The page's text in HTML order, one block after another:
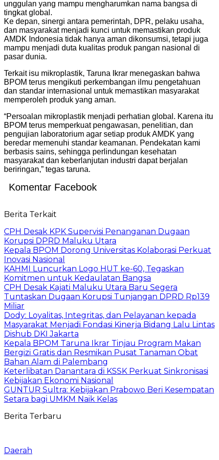
unggulan yang mampu mengharumkan nama bangsa di
tingkat global.
Ke depan, sinergi antara pemerintah, DPR, pelaku usaha,
dan masyarakat menjadi kunci untuk memastikan produk
AMDK Indonesia tidak hanya aman dikonsumsi, tetapi juga
mampu menjadi duta kualitas produk pangan nasional di
pasar dunia.
Terkait isu mikroplastik, Taruna Ikrar menegaskan bahwa
BPOM terus mengikuti perkembangan ilmu pengetahuan
dan standar internasional untuk memastikan masyarakat
memperoleh produk yang aman.
“Persoalan mikroplastik menjadi perhatian global. Karena itu
BPOM terus memperkuat pengawasan, penelitian, dan
pengujian laboratorium agar setiap produk AMDK yang
beredar memenuhi standar keamanan. Pendekatan kami
berbasis sains, sehingga perlindungan kesehatan
masyarakat dan keberlanjutan industri dapat berjalan
beriringan,” tegas taruna.
Komentar Facebook
Berita Terkait
CPH Desak KPK Supervisi Penanganan Dugaan
Korupsi DPRD Maluku Utara
Kepala BPOM Dorong Universitas Kolaborasi Perkuat
Inovasi Nasional
KAHMI Luncurkan Logo HUT ke-60, Tegaskan
Komitmen untuk Kedaulatan Bangsa
CPH Desak Kajati Maluku Utara Baru Segera
Tuntaskan Dugaan Korupsi Tunjangan DPRD Rp139
Miliar
Dody: Loyalitas, Integritas, dan Pelayanan kepada
Masyarakat Menjadi Fondasi Kinerja Bidang Lalu Lintas
Dishub DKI Jakarta
Kepala BPOM Taruna Ikrar Tinjau Program Makan
Bergizi Gratis dan Resmikan Pusat Tanaman Obat
Bahan Alam di Palembang
Keterlibatan Danantara di KSSK Perkuat Sinkronisasi
Kebijakan Ekonomi Nasional
GUNTUR Sultra: Kebijakan Prabowo Beri Kesempatan
Setara bagi UMKM Naik Kelas
Berita Terbaru
Daerah